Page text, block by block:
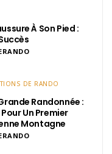
À Son Pied :
DE RANDO
Randonnée :
Un Premier
Montagne